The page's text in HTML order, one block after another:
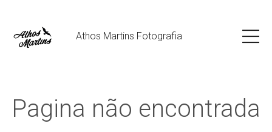
Athos Martins Fotografia
Pagina não encontrada